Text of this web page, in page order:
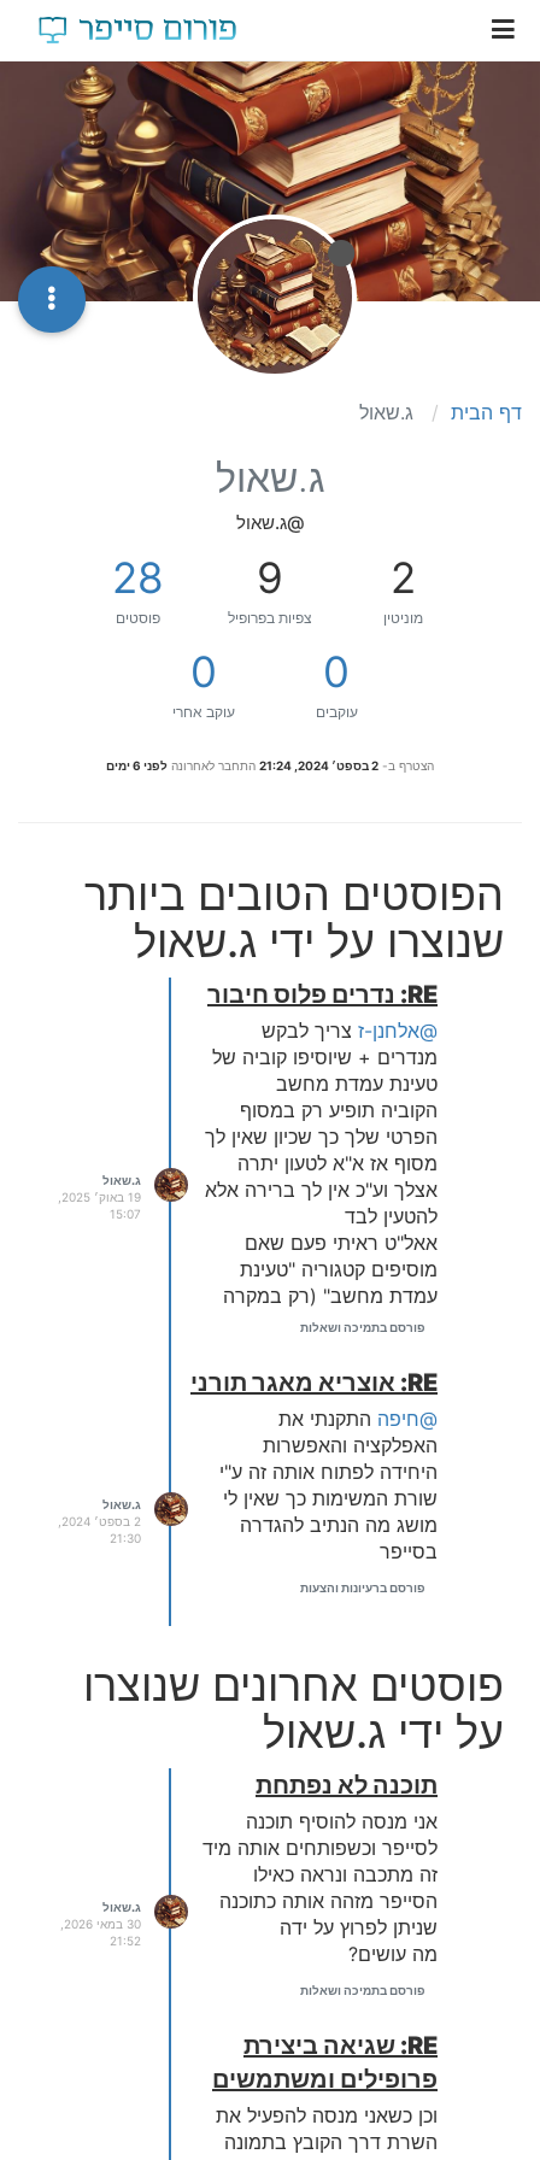
דף הבית ג.שאול
ג.שאול
@ג.שאול
2
מוניטין
9
צפיות בפרופיל
28
פוסטים
0
עוקבים
0
עוקב אחרי
הצטרף ב- 2 בספט׳ 2024, 21:24 התחבר לאחרונה לפני 6 ימים
הפוסטים הטובים ביותר
שנוצרו על ידי ג.שאול
RE: נדרים פלוס חיבור
@אלחנן-ז צריך לבקש
מנדרים + שיוסיפו קוביה של
טעינת עמדת מחשב
הקוביה תופיע רק במסוף
הפרטי שלך כך שכיון שאין לך
מסוף אז א"א לטעון יתרה
אצלך וע"כ אין לך ברירה אלא
להטעין לבד
אאל"ט ראיתי פעם שאם
מוסיפים קטגוריה "טעינת
עמדת מחשב" (רק במקרה
שיש לך את הקוביה הנ"ל) אז
לא יודע אם זה נכון - אדרבה
תנסה ותודיע אם זה עובד
פורסם בתמיכה ושאלות
ג.שאול
15:07
RE: אוצריא מאגר תורני
@חיפה התקנתי את
האפלקציה והאפשרות
היחידה לפתוח אותה זה ע"י
שורת המשימות כך שאין לי
מושג מה הנתיב להגדרה
בסייפר
פורסם ברעיונות והצעות
ג.שאול
21:30
פוסטים אחרונים שנוצרו
על ידי ג.שאול
תוכנה לא נפתחת
אני מנסה להוסיף תוכנה
לסייפר וכשפותחים אותה מיד
זה מתכבה ונראה כאילו
הסייפר מזהה אותה כתוכנה
שניתן לפרוץ על ידה
מה עושים?
פורסם בתמיכה ושאלות
ג.שאול
21:52
RE: שגיאה ביצירת
פרופילים ומשתמשים
וכן כשאני מנסה להפעיל את
השרת דרך הקובץ בתמונה